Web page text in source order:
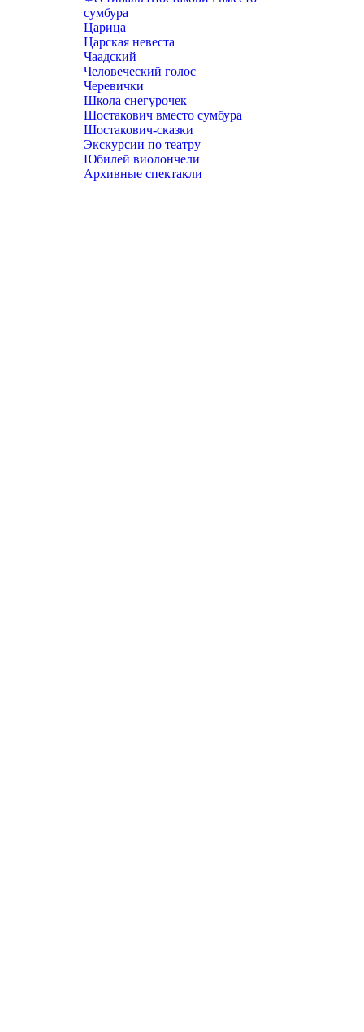
сумбура
Царица
Царская невеста
Чаадский
Человеческий голос
Черевички
Школа снегурочек
Шостакович вместо сумбура
Шостакович-сказки
Экскурсии по театру
Юбилей виолончели
Архивные спектакли